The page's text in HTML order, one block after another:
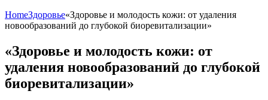
HomeЗдоровье«Здоровье и молодость кожи: от удаления
новообразований до глубокой биоревитализации»
«Здоровье и молодость кожи: от
удаления новообразований до глубокой
биоревитализации»